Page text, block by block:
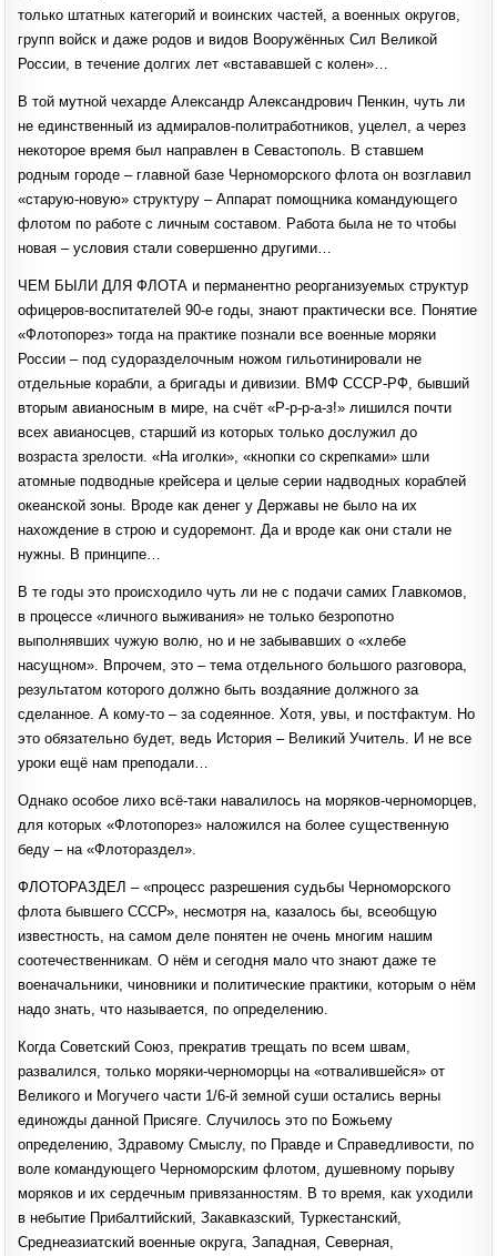
только штатных категорий и воинских частей, а военных округов,
групп войск и даже родов и видов Вооружённых Сил Великой
России, в течение долгих лет «встававшей с колен»…
В той мутной чехарде Александр Александрович Пенкин, чуть ли
не единственный из адмиралов-политработников, уцелел, а через
некоторое время был направлен в Севастополь. В ставшем
родным городе – главной базе Черноморского флота он возглавил
«старую-новую» структуру – Аппарат помощника командующего
флотом по работе с личным составом. Работа была не то чтобы
новая – условия стали совершенно другими…
ЧЕМ БЫЛИ ДЛЯ ФЛОТА и перманентно реорганизуемых структур
офицеров-воспитателей 90-е годы, знают практически все. Понятие
«Флотопорез» тогда на практике познали все военные моряки
России – под судоразделочным ножом гильотинировали не
отдельные корабли, а бригады и дивизии. ВМФ СССР-РФ, бывший
вторым авианосным в мире, на счёт «Р-р-р-а-з!» лишился почти
всех авианосцев, старший из которых только дослужил до
возраста зрелости. «На иголки», «кнопки со скрепками» шли
атомные подводные крейсера и целые серии надводных кораблей
океанской зоны. Вроде как денег у Державы не было на их
нахождение в строю и судоремонт. Да и вроде как они стали не
нужны. В принципе…
В те годы это происходило чуть ли не с подачи самих Главкомов,
в процессе «личного выживания» не только безропотно
выполнявших чужую волю, но и не забывавших о «хлебе
насущном». Впрочем, это – тема отдельного большого разговора,
результатом которого должно быть воздаяние должного за
сделанное. А кому-то – за содеянное. Хотя, увы, и постфактум. Но
это обязательно будет, ведь История – Великий Учитель. И не все
уроки ещё нам преподали…
Однако особое лихо всё-таки навалилось на моряков-черноморцев,
для которых «Флотопорез» наложился на более существенную
беду – на «Флотораздел».
ФЛОТОРАЗДЕЛ – «процесс разрешения судьбы Черноморского
флота бывшего СССР», несмотря на, казалось бы, всеобщую
известность, на самом деле понятен не очень многим нашим
соотечественникам. О нём и сегодня мало что знают даже те
военачальники, чиновники и политические практики, которым о нём
надо знать, что называется, по определению.
Когда Советский Союз, прекратив трещать по всем швам,
развалился, только моряки-черноморцы на «отвалившейся» от
Великого и Могучего части 1/6-й земной суши остались верны
единожды данной Присяге. Случилось это по Божьему
определению, Здравому Смыслу, по Правде и Справедливости, по
воле командующего Черноморским флотом, душевному порыву
моряков и их сердечным привязанностям. В то время, как уходили
в небытие Прибалтийский, Закавказский, Туркестанский,
Среднеазиатский военные округа, Западная, Северная,